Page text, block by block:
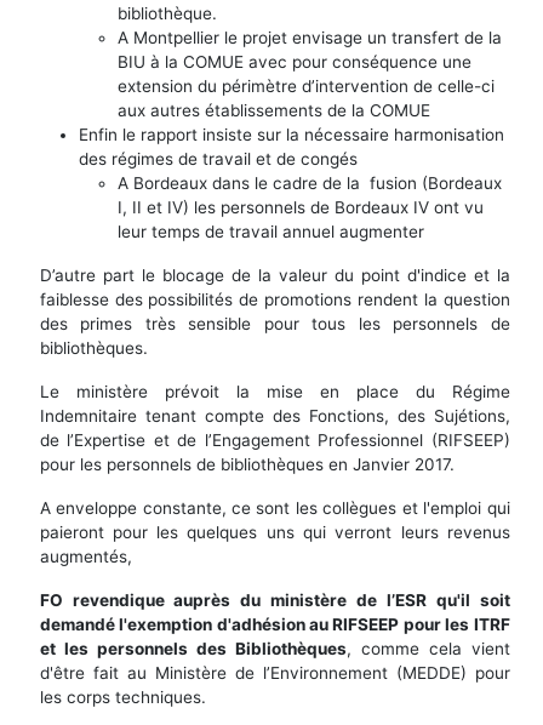
bibliothèque.
A Montpellier le projet envisage un transfert de la
BIU à la COMUE avec pour conséquence une
extension du périmètre d’intervention de celle-ci
aux autres établissements de la COMUE
Enfin le rapport insiste sur la nécessaire harmonisation
des régimes de travail et de congés
A Bordeaux dans le cadre de la fusion (Bordeaux
I, II et IV) les personnels de Bordeaux IV ont vu
leur temps de travail annuel augmenter
D’autre part le blocage de la valeur du point d'indice et la
faiblesse des possibilités de promotions rendent la question
des primes très sensible pour tous les personnels de
bibliothèques.
Le ministère prévoit la mise en place du Régime
Indemnitaire tenant compte des Fonctions, des Sujétions,
de l’Expertise et de l’Engagement Professionnel (RIFSEEP)
pour les personnels de bibliothèques en Janvier 2017.
A enveloppe constante, ce sont les collègues et l'emploi qui
paieront pour les quelques uns qui verront leurs revenus
augmentés,
FO revendique auprès du ministère de l’ESR qu'il soit
demandé l'exemption d'adhésion au RIFSEEP pour les ITRF
et les personnels des Bibliothèques, comme cela vient
d'être fait au Ministère de l’Environnement (MEDDE) pour
les corps techniques.